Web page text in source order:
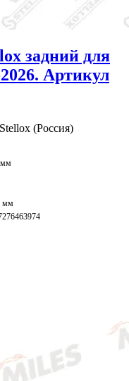
задний для
Артикул
(Россия)
мм
мм